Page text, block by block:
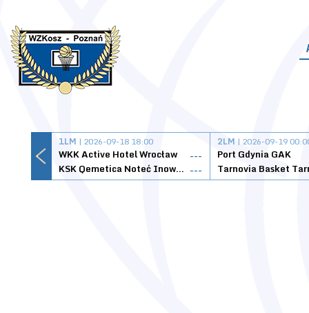
1LM | 2026-09-18 18:00
WKK Active Hotel Wrocław
---
KSK Qemetica Noteć Inowrocław ---
2LM | 2026-09-19
Port Gdynia GAK